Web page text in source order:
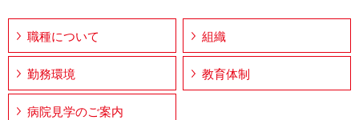
職種について 組織
勤務環境 教育体制
病院見学のご案内